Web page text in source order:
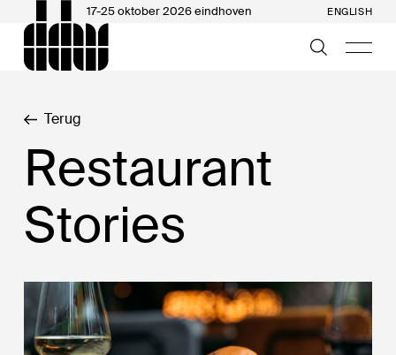
17-25 oktober 2026 eindhoven ENGLISH
Terug
Restaurant
Stories